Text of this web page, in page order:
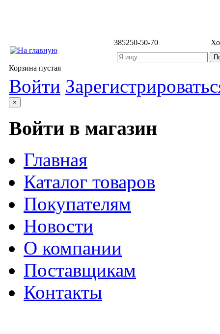
385250-50-70
Корзина пустая
Войти
×
Войти в магазин
Главная
Каталог товаров
Покупателям
Новости
О компании
Поставщикам
Контакты